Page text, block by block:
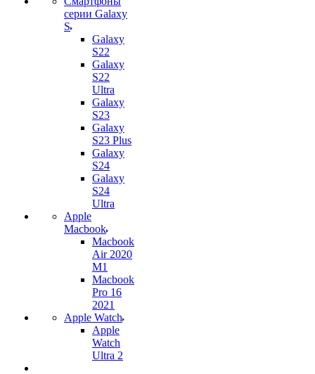
серии Galaxy
S
Galaxy
S22
Galaxy
S22
Ultra
Galaxy
S23
Galaxy
S23 Plus
Galaxy
S24
Galaxy
S24
Ultra
Apple
Macbook
Macbook
Air 2020
M1
Macbook
Pro 16
2021
Apple Watch
Apple
Watch
Ultra 2